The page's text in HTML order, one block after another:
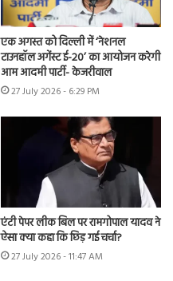
एक अगस्त को दिल्ली में ‘नेशनल
टाउनहॉल अगेंस्ट ई-20’ का आयोजन करेगी
आम आदमी पार्टी- केजरीवाल
27 July 2026 - 6:29 PM
एंटी पेपर लीक बिल पर रामगोपाल यादव ने
ऐसा क्या कहा कि छिड़ गई चर्चा?
27 July 2026 - 11:47 AM